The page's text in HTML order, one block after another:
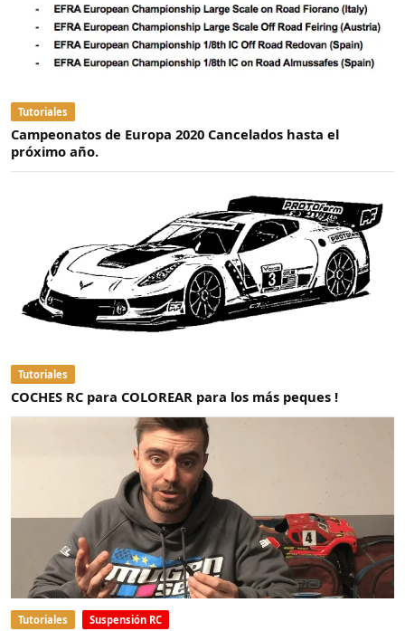
Tutoriales
Campeonatos de Europa 2020 Cancelados hasta el
próximo año.
Tutoriales
COCHES RC para COLOREAR para los más peques !
Tutoriales Suspensión RC